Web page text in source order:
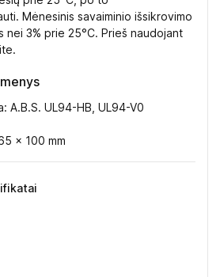
Mėnesinis savaiminio išsikrovimo
nei 3% prie 25°C. Prieš naudojant
A.B.S. UL94-HB, UL94-V0
x 100 mm